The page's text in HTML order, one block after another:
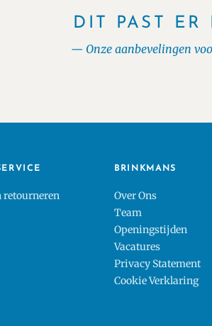
DIT PAST ER
Onze aanbevelingen
retourneren
BRINKMANS
Over Ons
Team
Openingstijden
Vacatures
Privacy Statement
Cookie Verklaring